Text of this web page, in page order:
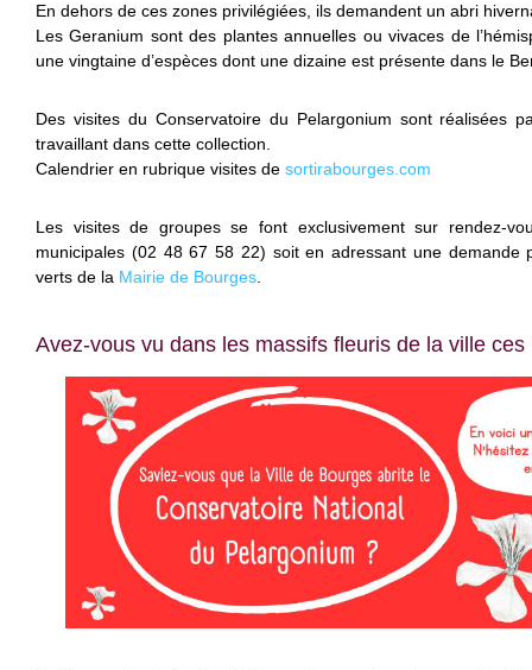
En dehors de ces zones privilégiées, ils demandent un abri
Les Geranium sont des plantes annuelles ou vivaces de
une vingtaine d’espèces dont une dizaine est présente dans le
Des visites du Conservatoire du Pelargonium sont réalisées
travaillant dans cette collection.
Calendrier en rubrique visites de sortirabourges.com
Les visites de groupes se font exclusivement sur rendez-
municipales (02 48 67 58 22) soit en adressant une demande
verts de la Mairie de Bourges
Avez-vous vu dans les massifs fleuris de la ville